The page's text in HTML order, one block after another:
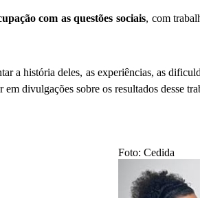
com as questões sociais, com
a história deles, as experiências, as
divulgações sobre os resultados desse
Foto: Cedida